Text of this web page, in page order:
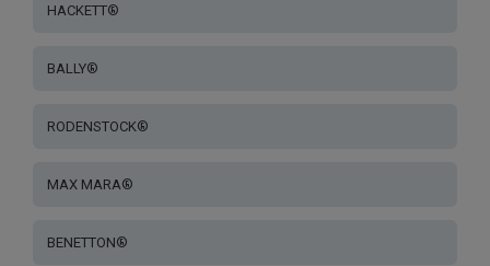
HACKETT®
BALLY®
RODENSTOCK®
MAX MARA®
BENETTON®